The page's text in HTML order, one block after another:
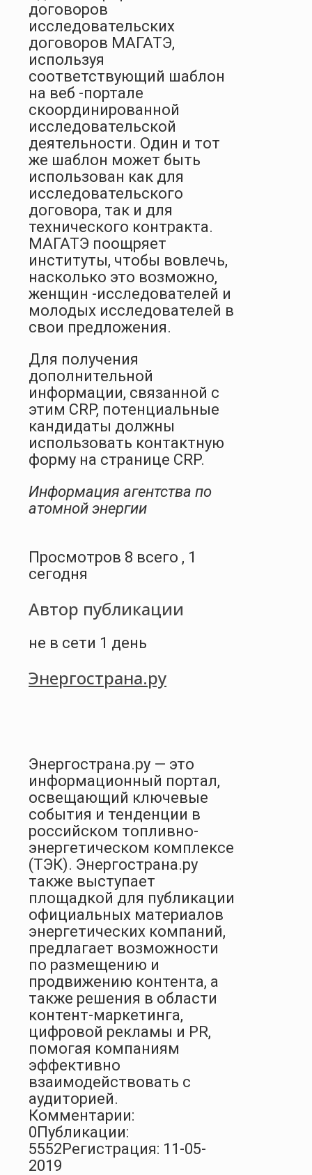
договоров
исследовательских
договоров МАГАТЭ,
используя
соответствующий шаблон
на веб -портале
скоординированной
исследовательской
деятельности. Один и тот
же шаблон может быть
использован как для
исследовательского
договора, так и для
технического контракта.
МАГАТЭ поощряет
институты, чтобы вовлечь,
насколько это возможно,
женщин -исследователей и
молодых исследователей в
свои предложения.
Для получения
дополнительной
информации, связанной с
этим CRP, потенциальные
кандидаты должны
использовать контактную
форму на странице CRP.
Информация агентства по
атомной энергии
Просмотров 8 всего , 1
сегодня
Автор публикации
не в сети 1 день
Энергострана.ру
Энергострана.ру — это
информационный портал,
освещающий ключевые
события и тенденции в
российском топливно-
энергетическом комплексе
(ТЭК). Энергострана.ру
также выступает
площадкой для публикации
официальных материалов
энергетических компаний,
предлагает возможности
по размещению и
продвижению контента, а
также решения в области
контент-маркетинга,
цифровой рекламы и PR,
помогая компаниям
эффективно
взаимодействовать с
аудиторией.
Комментарии:
0Публикации:
5552Регистрация: 11-05-
2019